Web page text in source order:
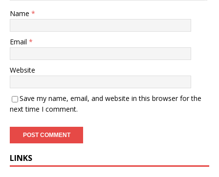
Name *
Email *
Website
Save my name, email, and website in this browser for the
next time I comment.
LINKS